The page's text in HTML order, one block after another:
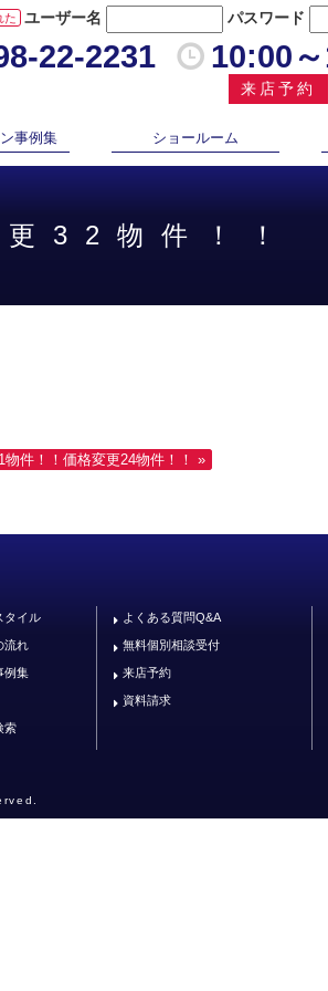
ユーザー名 パスワード
た
22-2231 10:00
来店予約
事例集 ショールーム
32物件！！
物件！！価格変更24物件！！ »
タイル
流れ
例集
索
よくある質問Q&A
無料個別相談受付
来店予約
資料請求